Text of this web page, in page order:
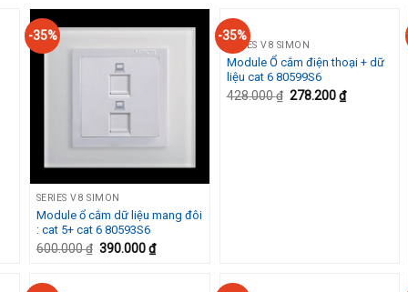
-35%
SERIES V8 SIMON
Module ổ cắm dữ liệu mang đôi
: cat 5+ cat 6 80593S6
600.000₫ 390.000₫
-35%
Add to
SERIES V8 SIMON
Module Ổ cắm điện thoại + dữ
liệu cat 6 80599S6
428.000₫ 278.200₫